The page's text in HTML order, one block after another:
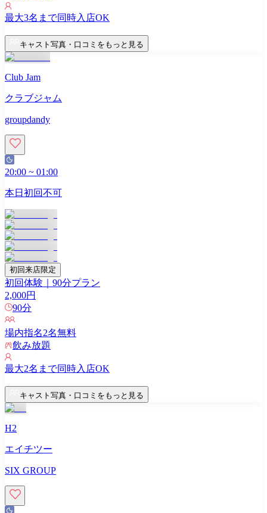
最大3名まで同時入店OK
キャスト写真・口コミをもっと見る
Club Jam
クラブジャム
groupdandy
20:00 ~ 01:00
本日初回不可
初回来店限定
初回体験｜90分プラン
2,000円
90分
場内指名2名無料
飲み放題
最大2名まで同時入店OK
キャスト写真・口コミをもっと見る
H2
エイチツー
SIX GROUP